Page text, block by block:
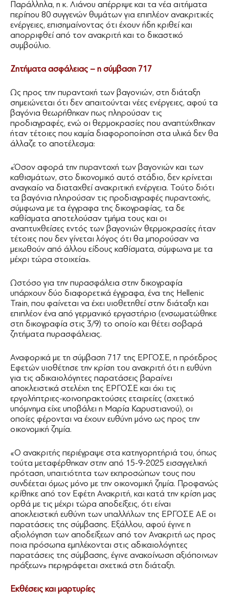
Παράλληλα, η κ. Λιάνου απέρριψε και τα νέα αιτήματα
περίπου 80 συγγενών θυμάτων για επιπλέον ανακριτικές
ενέργειες, επισημαίνοντας ότι έχουν ήδη κριθεί και
απορριφθεί από τον ανακριτή και το δικαστικό
συμβούλιο.
Ζητήματα ασφάλειας – η σύμβαση 717
Ως προς την πυραντοχή των βαγονιών, στη διάταξη
σημειώνεται ότι δεν απαιτούνται νέες ενέργειες, αφού τα
βαγόνια θεωρήθηκαν πως πληρούσαν τις
προδιαγραφές, ενώ οι θερμοκρασίες που αναπτύχθηκαν
ήταν τέτοιες που καμία διαφοροποίηση στα υλικά δεν θα
άλλαζε το αποτέλεσμα:
«Όσον αφορά την πυραντοχή των βαγονιών και των
καθισμάτων, στο δικονομικό αυτό στάδιο, δεν κρίνεται
αναγκαίο να διαταχθεί ανακριτική ενέργεια. Τούτο διότι
τα βαγόνια πληρούσαν τις προδιαγραφές πυραντοχής,
σύμφωνα με τα έγγραφα της δικογραφίας, τα δε
καθίσματα αποτελούσαν τμήμα τους και οι
αναπτυχθείσες εντός των βαγονιών θερμοκρασίες ήταν
τέτοιες που δεν γίνεται λόγος ότι θα μπορούσαν να
μειωθούν από άλλου είδους καθίσματα, σύμφωνα με τα
μέχρι τώρα στοιχεία».
Ωστόσο για την πυρασφάλεια στην δικογραφία
υπάρχουν δύο διαφορετικά έγγραφα, ένα της Hellenic
Train, που φαίνεται να έχει υιοθετηθεί στην διάταξη και
επιπλέον ένα από γερμανικό εργαστήριο (ενσωματώθηκε
στη δικογραφία στις 3/9) το οποίο και θέτει σοβαρά
ζητήματα πυρασφάλειας.
Αναφορικά με τη σύμβαση 717 της ΕΡΓΟΣΕ, η πρόεδρος
Εφετών υιοθέτησε την κρίση του ανακριτή ότι η ευθύνη
για τις αδικαιολόγητες παρατάσεις βαραίνει
αποκλειστικά στελέχη της ΕΡΓΟΣΕ και όχι τις
εργολήπτριες-κοινοπρακτούσες εταιρείες (σχετικό
υπόμνημα είχε υποβάλει η Μαρία Καρυστιανού), οι
οποίες φέρονται να έχουν ευθύνη μόνο ως προς την
οικονομική ζημία.
«Ο ανακριτής περιέγραψε στα κατηγορητήριά του, όπως
τούτα μεταφέρθηκαν στην από 15-9-2025 εισαγγελική
πρόταση, υπαιτιότητα των εκπροσώπων τους που
συνδέεται όμως μόνο με την οικονομική ζημία. Προφανώς
κρίθηκε από τον Εφέτη Ανακριτή, και κατά την κρίση μας
ορθά με τις μέχρι τώρα αποδείξεις, ότι είναι
αποκλειστική ευθύνη των υπαλλήλων της ΕΡΓΟΣΕ ΑΕ οι
παρατάσεις της σύμβασης. Εξάλλου, αφού έγινε η
αξιολόγηση των αποδείξεων από τον Ανακριτή ως προς
ποια πρόσωπα εμπλέκονται στις αδικαιολόγητες
παρατάσεις της σύμβασης, έγινε ανακοίνωση αξιόποινων
πράξεων» περιγράφεται σχετικά στη διάταξη.
Εκθέσεις και μαρτυρίες